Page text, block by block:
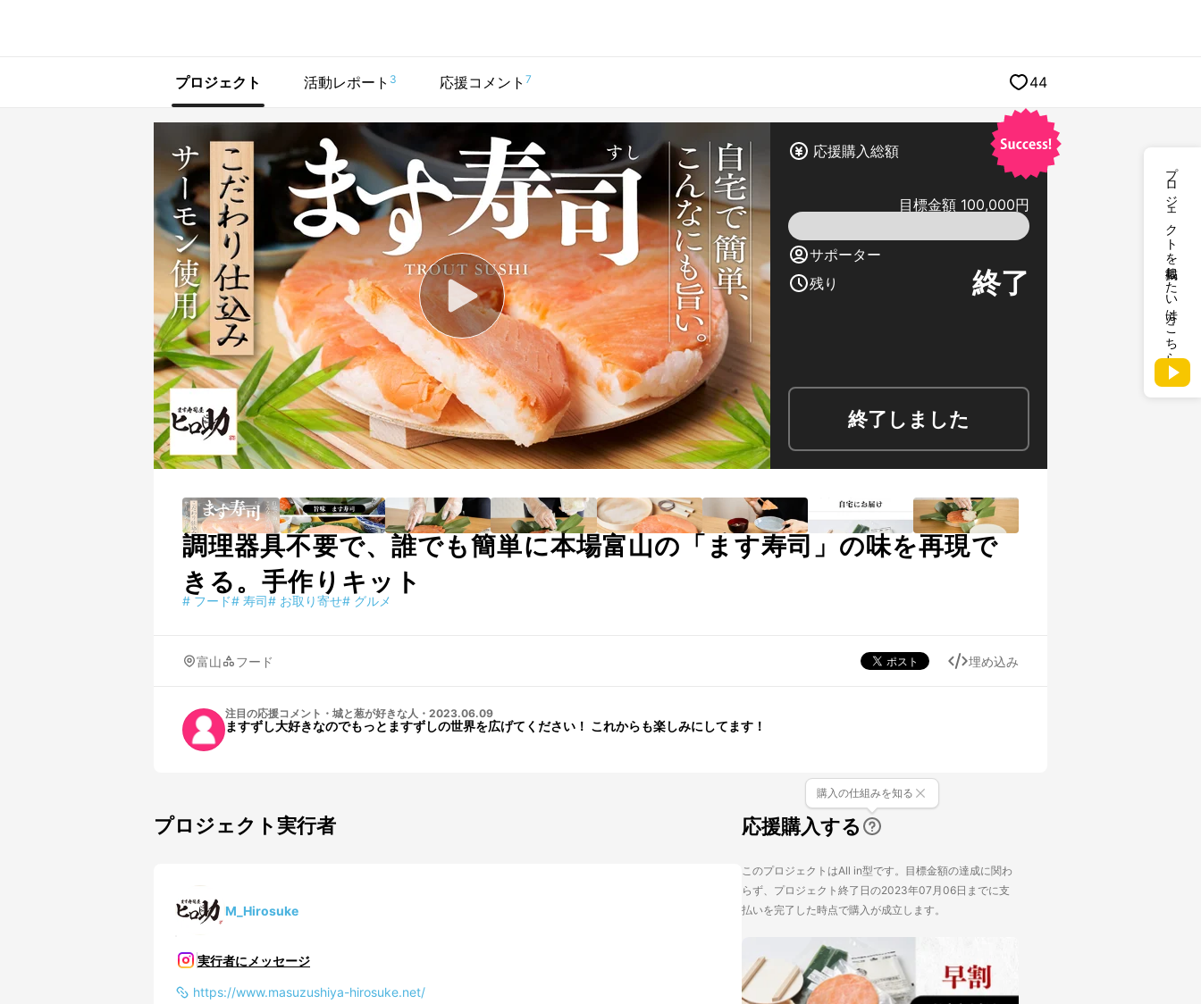
プロジェクトを掲載したい方はこちら
プロジェクト 活動レポート 3 応援コメント 7 44
応援購入総額
目標金額 100,000円
サポーター
残り
終了
終了しました
調理器具不要で、誰でも簡単に本場富山の「ます寿司」の味を再現で
きる。手作りキット
# フード# 寿司# お取り寄せ# グルメ
富山 フード 埋め込み
注目の応援コメント ・ 城と葱が好きな人 ・ 2023.06.09
ますずし大好きなのでもっとますずしの世界を広げてください！ これからも楽しみにしてます！
プロジェクト実行者
M_Hirosuke
実行者にメッセージ
https://www.masuzushiya-hirosuke.net/
応援購入する
購入の仕組みを知る
このプロジェクトはAll in型です。目標金額の達成に関わ
らず、プロジェクト終了日の2023年07月06日までに支
払いを完了した時点で購入が成立します。